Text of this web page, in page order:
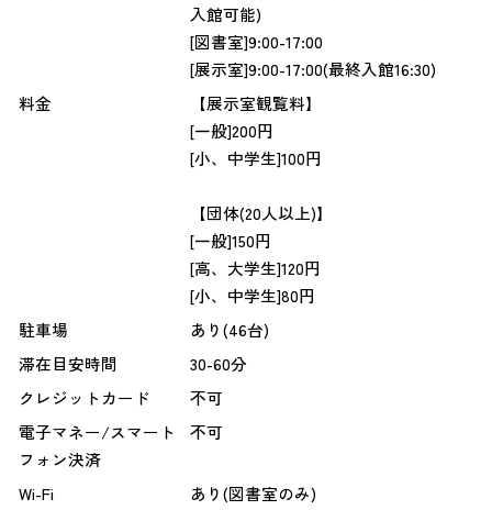
入館可能)
[図書室]9:00-17:00
[展示室]9:00-17:00(最終入館16:30)
料金
【展示室観覧料】
[一般]200円
[小、中学生]100円
【団体(20人以上)】
[一般]150円
[高、大学生]120円
[小、中学生]80円
駐車場
あり(46台)
滞在目安時間
30-60分
クレジットカード
不可
電子マネー/スマート
フォン決済
不可
Wi-Fi
あり(図書室のみ)